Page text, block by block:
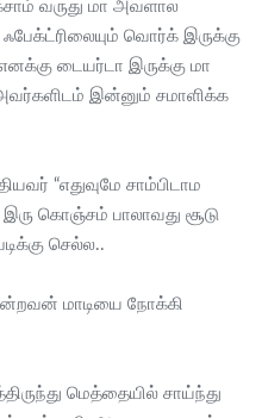
வருது மா அவளால
வொர்க் இருக்கு
டையர்டா இருக்கு மா
இன்னும் சமாளிக்க
“எதுவுமே சாம்பிடாம
கொஞ்சம் பாலாவது சூடு
செல்ல..
மாடியை நோக்கி
மெத்தையில் சாய்ந்து